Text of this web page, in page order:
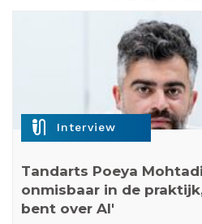
mic_external_on Interview
Tandarts Poeya
onmisbaar in de
bent over AI'